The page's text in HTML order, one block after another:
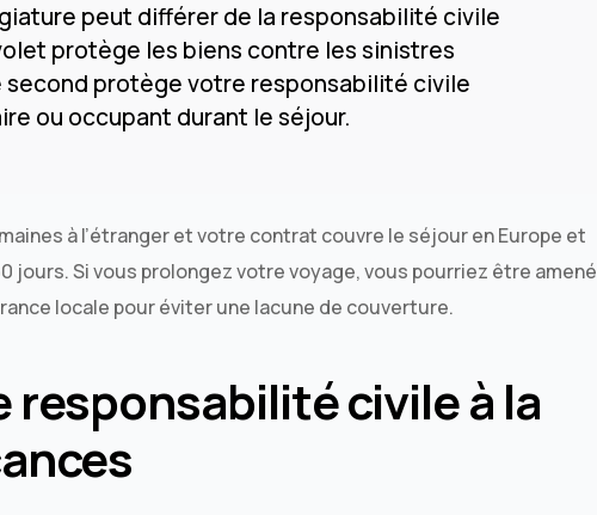
peut différer de la responsabilité civile
protège les biens contre les sinistres
second protège votre responsabilité civile
ou occupant durant le séjour.
à l’étranger et votre contrat couvre le séjour en Europe et
jours. Si vous prolongez votre voyage, vous pourriez être amené
locale pour éviter une lacune de couverture.
civile à la